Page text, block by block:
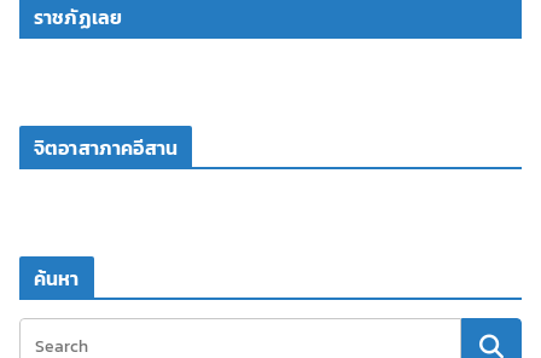
ราชภัฏเลย
จิตอาสาภาคอีสาน
ค้นหา